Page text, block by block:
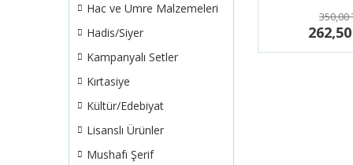
Hac ve Umre Malzemeleri
Hadis/Siyer
Kampanyalı Setler
Kırtasiye
Kültür/Edebiyat
Lisanslı Ürünler
Mushafı Şerif
350,00